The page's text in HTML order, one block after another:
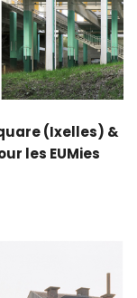
(Ixelles) &
les EUMies